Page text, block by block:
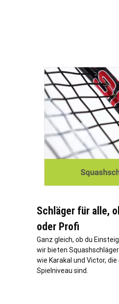
Schläger für alle,
oder Profi
Ganz gleich, ob du
wir bieten
wie Karakal und Victor,
Spielniveau sind.